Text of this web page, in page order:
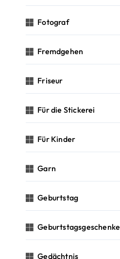
Fotograf
Fremdgehen
Friseur
Für die Stickerei
Für Kinder
Garn
Geburtstag
Geburtstagsgeschenke
Gedächtnis